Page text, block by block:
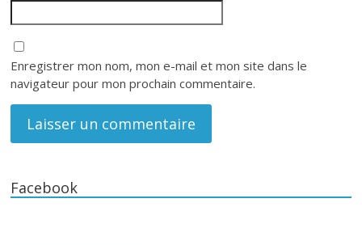
Enregistrer mon nom, mon e-mail et mon site dans le
navigateur pour mon prochain commentaire.
Facebook